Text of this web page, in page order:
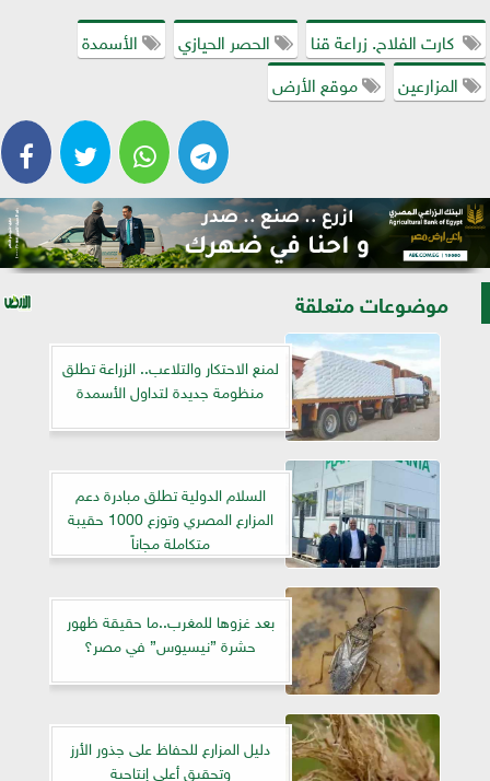
كارت الفلاح. زراعة قنا
الحصر الحيازي
الأسمدة
المزارعين
موقع الأرض
موضوعات متعلقة
لمنع الاحتكار والتلاعب.. الزراعة تطلق
منظومة جديدة لتداول الأسمدة
السلام الدولية تطلق مبادرة دعم
المزارع المصري وتوزع 1000 حقيبة
متكاملة مجاناً
​بعد غزوها للمغرب..ما حقيقة ظهور
حشرة ”نيسيوس” في مصر؟
دليل المزارع للحفاظ على جذور الأرز
وتحقيق أعلى إنتاجية